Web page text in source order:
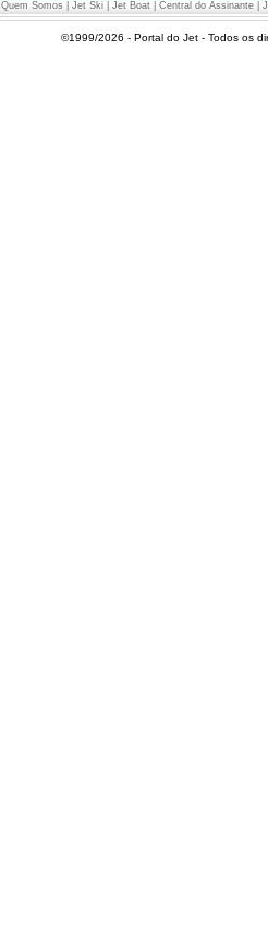
Quem Somos Jet Ski Jet Boat Central do Assinante
©1999/2026 - Portal do Jet - Todos os